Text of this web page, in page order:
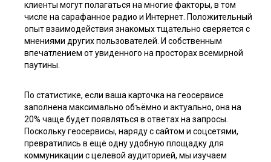
клиенты могут полагаться на многие факторы, в том
числе на сарафанное радио и Интернет. Положительный
опыт взаимодействия знакомых тщательно сверяется с
мнениями других пользователей. И собственным
впечатлением от увиденного на просторах всемирной
паутины.
По статистике, если ваша карточка на геосервисе
заполнена максимально объёмно и актуально, она на
20% чаще будет появляться в ответах на запросы.
Поскольку геосервисы, наряду с сайтом и соцсетями,
превратились в ещё одну удобную площадку для
коммуникации с целевой аудиторией, мы изучаем